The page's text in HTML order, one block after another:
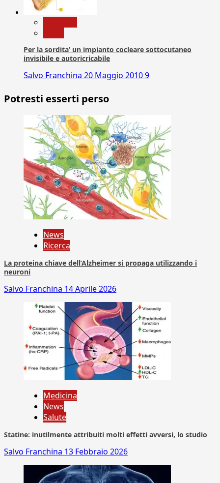
Per la sordita’ un impianto cocleare sottocutaneo
invisibile e autoricricabile
Salvo Franchina 20 Maggio 20109
Potresti esserti perso
News
Ricerca
La proteina chiave dell’Alzheimer si propaga utilizzando i
neuroni
Salvo Franchina 14 Aprile 2026
Medicina
News
Salute
Statine: inutilmente attribuiti molti effetti avversi, lo studio
Salvo Franchina 13 Febbraio 2026